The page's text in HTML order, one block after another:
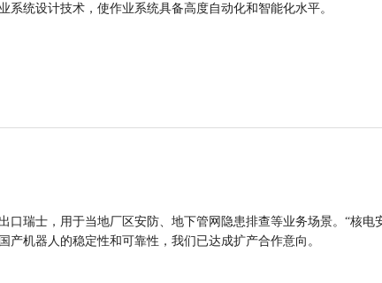
统设计技术，使作业系统具备高度自动化和智能化水平。
口瑞士，用于当地厂区安防、地下管网隐患排查等业务场景。“核电
机器人的稳定性和可靠性，我们已达成扩产合作意向。